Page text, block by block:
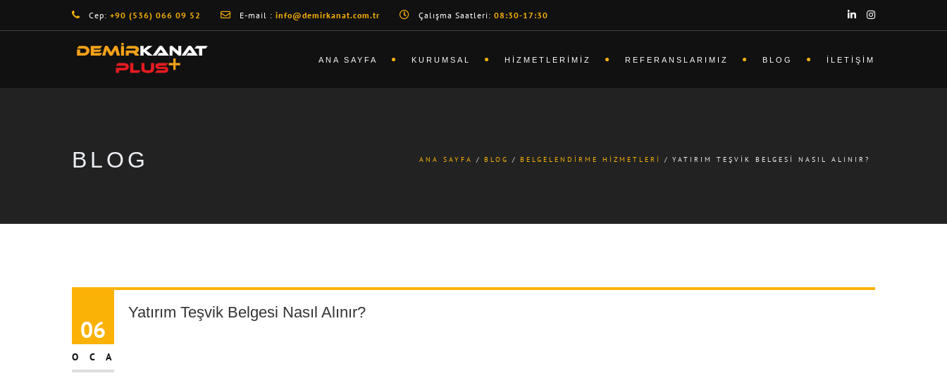
Cep: +90 (536) 066 09 52 E-mail : info@demirkanat.com.tr Çalışma Saatleri: 08:30-17:30
ANA SAYFA KURUMSAL HIZMETLERIMIZ REFERANSLARIMIZ BLOG İLETIŞIM
BLOG ANA SAYFA BLOG BELGELENDIRME HIZMETLERI YATIRIM TEŞVIK BELGESI NASIL ALINIR?
06
OCA
Yatırım Teşvik Belgesi Nasıl Alınır?